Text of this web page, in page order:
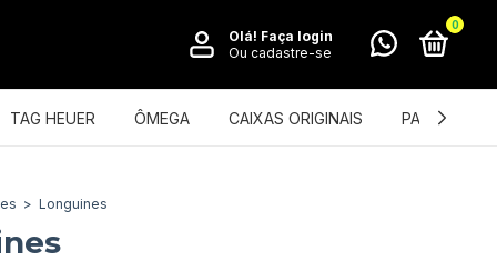
Olá! Faça login
Ou cadastre-se
0
TAG HEUER ÔMEGA CAIXAS ORIGINAIS PATEK
> Longuines